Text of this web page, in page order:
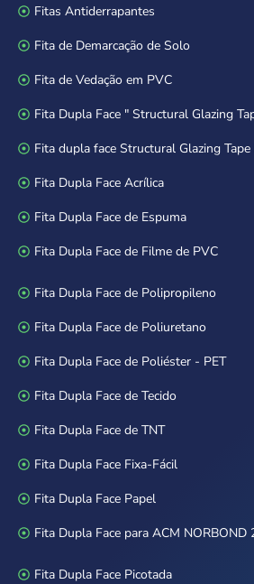
Fitas Antiderrapantes
Fita de Demarcação de Solo
Fita de Vedação em PVC
Fita Dupla Face " Structural Glazing
Fita dupla face Structural Glazing
Fita Dupla Face Acrílica
Fita Dupla Face de Espuma
Fita Dupla Face de Filme de PVC
Fita Dupla Face de Polipropileno
Fita Dupla Face de Poliuretano
Fita Dupla Face de Poliéster - PET
Fita Dupla Face de Tecido
Fita Dupla Face de TNT
Fita Dupla Face Fixa-Fácil
Fita Dupla Face Papel
Fita Dupla Face para ACM NORBOND
Fita Dupla Face Picotada